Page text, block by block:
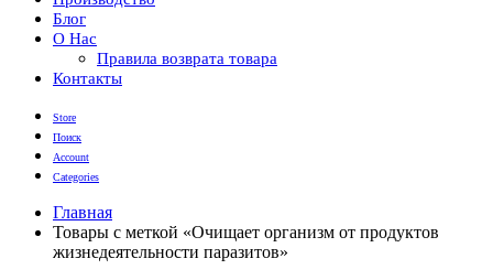
Блог
О Нас
Правила возврата товара
Контакты
Store
Поиск
Account
Categories
Главная
Товары с меткой «Очищает организм от продуктов
жизнедеятельности паразитов»